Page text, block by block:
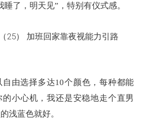
睡了，明天见”，特别有仪式感。
由选择多达10个颜色，每种都能
小心机，我还是安稳地走个直男
浅蓝色就好。